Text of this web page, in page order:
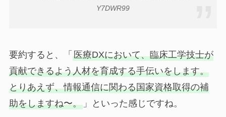
Y7DWR99
要約すると、「 医療DXにおいて、臨床工学技士が
貢献できるよう人材を育成する手伝いをします。
とりあえず、情報通信に関わる国家資格取得の補
助をしますね〜。」といった感じですね。